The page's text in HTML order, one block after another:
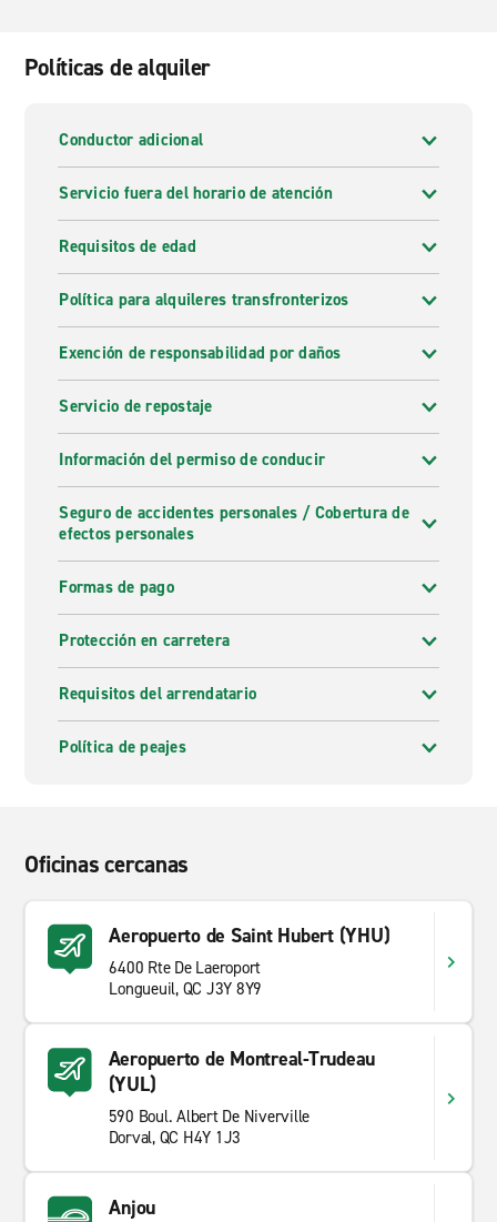
Políticas de alquiler
Conductor adicional
Servicio fuera del horario de atención
Requisitos de edad
Política para alquileres transfronterizos
Exención de responsabilidad por daños
Servicio de repostaje
Información del permiso de conducir
Seguro de accidentes personales / Cobertura de
efectos personales
Formas de pago
Protección en carretera
Requisitos del arrendatario
Política de peajes
Oficinas cercanas
Aeropuerto de Saint Hubert (YHU)
6400 Rte De Laeroport
Longueuil, QC J3Y 8Y9
Aeropuerto de Montreal-Trudeau
(YUL)
590 Boul. Albert De Niverville
Dorval, QC H4Y 1J3
Anjou